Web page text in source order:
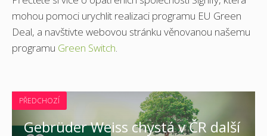
mohou pomoci urychlit realizaci programu EU Green
Deal, a navštivte webovou stránku věnovanou našemu
programu Green Switch.
PŘEDCHOZÍ
Gebrüder Weiss chystá v ČR další